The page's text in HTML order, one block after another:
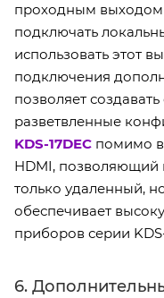
проходным
подключать
использовать этот
подключения
позволяет
разветвленные
KDS-17DEC помимо
HDMI, позволяющий
только удаленный,
обеспечивает
приборов серии
6.